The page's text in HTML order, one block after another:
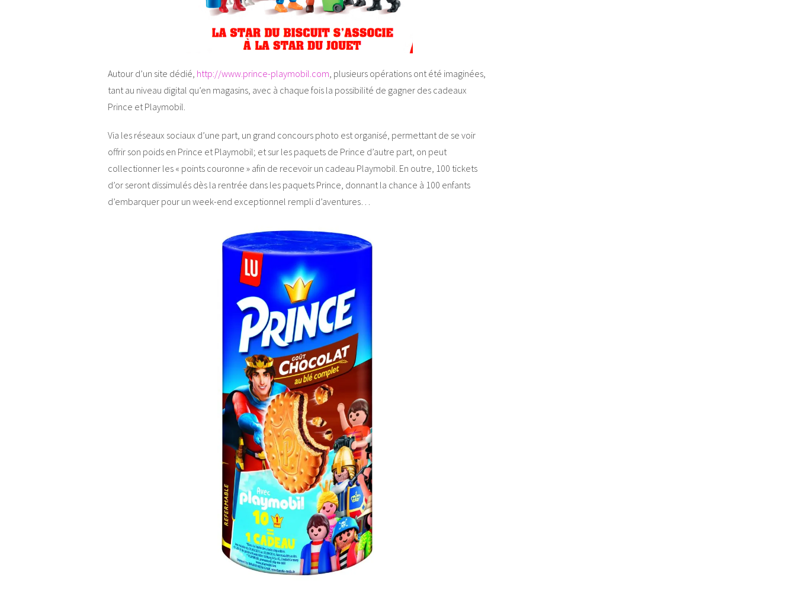
Autour d’un site dédié, http://www.prince-playmobil.com, plusieurs opérations ont été imaginées,
tant au niveau digital qu’en magasins, avec à chaque fois la possibilité de gagner des cadeaux
Prince et Playmobil.
Via les réseaux sociaux d’une part, un grand concours photo est organisé, permettant de se voir
offrir son poids en Prince et Playmobil; et sur les paquets de Prince d’autre part, on peut
collectionner les « points couronne » afin de recevoir un cadeau Playmobil. En outre, 100 tickets
d’or seront dissimulés dès la rentrée dans les paquets Prince, donnant la chance à 100 enfants
d’embarquer pour un week-end exceptionnel rempli d’aventures…